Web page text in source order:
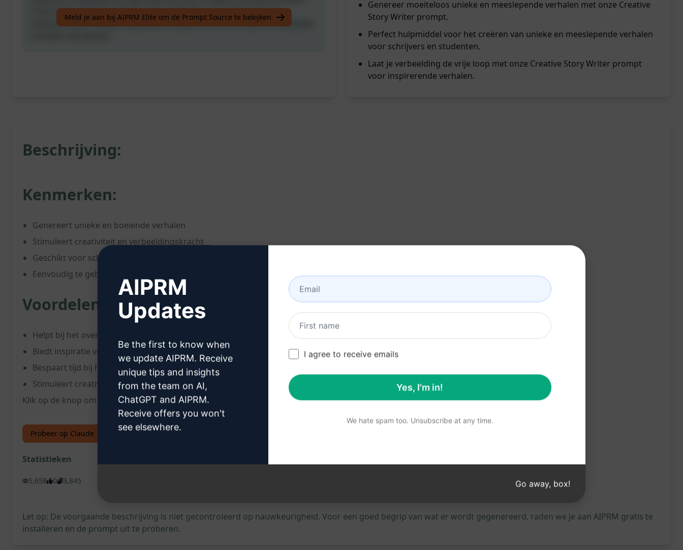
Of je nu een schrijver, student bent, of gewoon op zoek bent naar
inspiratie, onze Prompt helpt je bij het genereren van unieke en boeiende
Meld je aan bij AIPRM Elite om de Prompt Source te bekijken
Genereer moeiteloos unieke en meeslepende verhalen met onze Creative
Story Writer prompt.
Perfect hulpmiddel voor het creëren van unieke en meeslepende verhalen
voor schrijvers en studenten.
Laat je verbeelding de vrije loop met onze Creative Story Writer prompt
voor inspirerende verhalen.
Beschrijving:
Kenmerken:
Genereert unieke en boeiende verhalen
Stimuleert creativiteit en verbeeldingskracht
Geschikt voor schrijvers, studenten en iedereen die inspiratie zoekt
Eenvoudig te gebruiken
Voordelen:
Helpt bij het overwinnen van schrijversblok
Biedt inspiratie voor verhalen van hoge kwaliteit
Bespaart tijd bij het bedenken van verhaalconcepten
Stimuleert creativiteit en helpt bij het ontwikkelen van schrijfvaardigheden
Klik op de knop om deze creatieve verhalenmaker uit te proberen op ChatGPT.
Probeer op Claude Probeer op ChatGPT
Statistieken
5,658 0 3,845
Let op: De voorgaande beschrijving is niet gecontroleerd op nauwkeurigheid. Voor een goed begrip van wat er wordt gegenereerd, raden we je aan AIPRM gratis te
installeren en de prompt uit te proberen.
AIPRM
Updates
Be the first to know when
we update AIPRM. Receive
unique tips and insights
from the team on AI,
ChatGPT and AIPRM.
Receive offers you won't
see elsewhere.
I agree to receive emails
Yes, I'm in!
We hate spam too. Unsubscribe at any time.
Go away, box!